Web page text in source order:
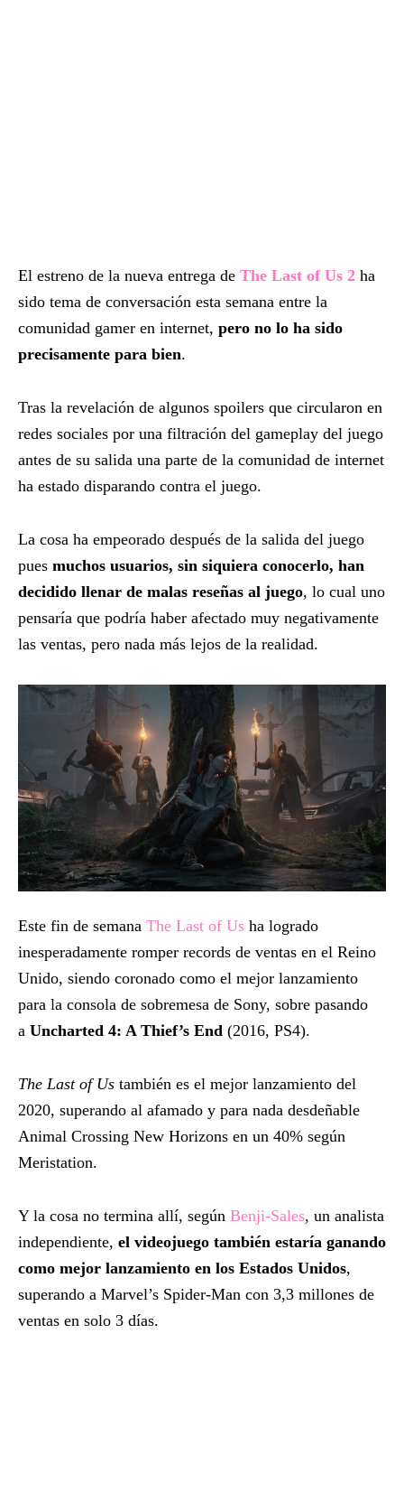
El estreno de la nueva entrega de The Last of Us 2 ha
sido tema de conversación esta semana entre la
comunidad gamer en internet, pero no lo ha sido
precisamente para bien.
Tras la revelación de algunos spoilers que circularon en
redes sociales por una filtración del gameplay del juego
antes de su salida una parte de la comunidad de internet
ha estado disparando contra el juego.
La cosa ha empeorado después de la salida del juego
pues muchos usuarios, sin siquiera conocerlo, han
decidido llenar de malas reseñas al juego, lo cual uno
pensaría que podría haber afectado muy negativamente
las ventas, pero nada más lejos de la realidad.
Este fin de semana The Last of Us ha logrado
inesperadamente romper records de ventas en el Reino
Unido, siendo coronado como el mejor lanzamiento
para la consola de sobremesa de Sony, sobre pasando
a Uncharted 4: A Thief’s End (2016, PS4).
The Last of Us también es el mejor lanzamiento del
2020, superando al afamado y para nada desdeñable
Animal Crossing New Horizons en un 40% según
Meristation.
Y la cosa no termina allí, según Benji-Sales, un analista
independiente, el videojuego también estaría ganando
como mejor lanzamiento en los Estados Unidos,
superando a Marvel’s Spider-Man con 3,3 millones de
ventas en solo 3 días.